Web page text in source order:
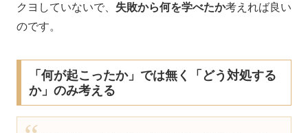
クヨしていないで、 失敗から何を学べたか考えれば良い
のです。
「何が起こったか」では無く「どう対処する
か」のみ考える